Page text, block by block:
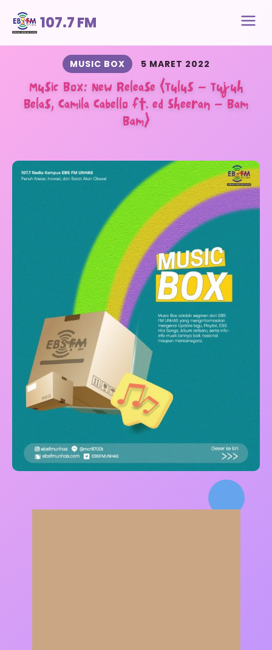
107.7 FM
MUSIC BOX 5 MARET 2022
Music Box: New Release (Tulus – Tujuh
Belas, Camila Cabello ft. ed Sheeran – Bam
Bam)